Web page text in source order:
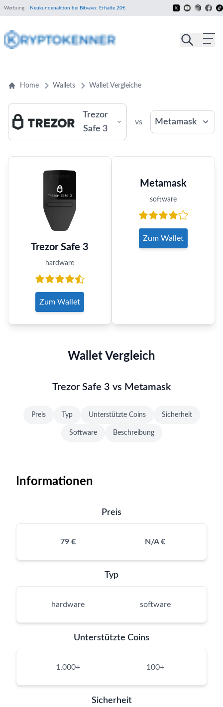
Werbung Neukundenaktion bei Bitvavo: Erhalte 20€
Home Wallets Wallet Vergleiche
Trezor
Safe 3
vs Metamask
Trezor Safe 3
hardware
Zum Wallet
Metamask
software
Zum Wallet
Wallet Vergleich
Trezor Safe 3 vs Metamask
Preis Typ Unterstützte Coins Sicherheit
Software Beschreibung
Informationen
Preis
79 € N/A €
Typ
hardware software
Unterstützte Coins
1,000+ 100+
Sicherheit